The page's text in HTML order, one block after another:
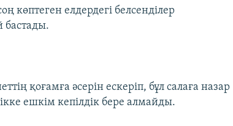
көптеген елдердегі белсенділер
бастады.
қоғамға әсерін ескеріп, бұл салаға назар
ешкім кепілдік бере алмайды.